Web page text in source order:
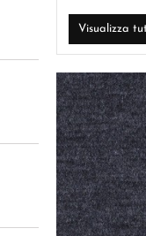
Visualizza